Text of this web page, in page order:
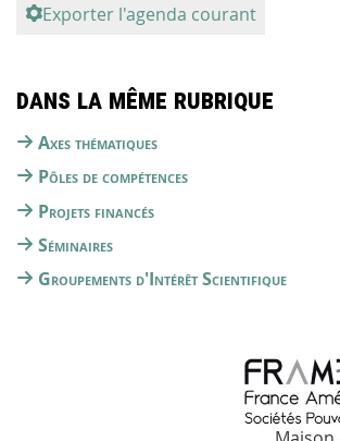
Exporter l'agenda courant
Dans la même rubrique
Axes thématiques
Pôles de compétences
Projets financés
Séminaires
Groupements d'Intérêt Scientifique